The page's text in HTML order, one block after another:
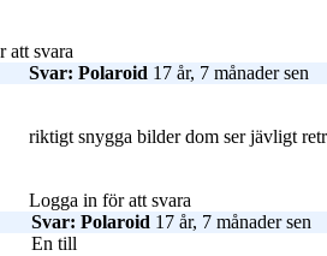
att svara
Svar: Polaroid 17 år, 7 månader sen
riktigt snygga bilder dom ser jävligt
Logga in för att svara
Svar: Polaroid 17 år, 7 månader sen
En till